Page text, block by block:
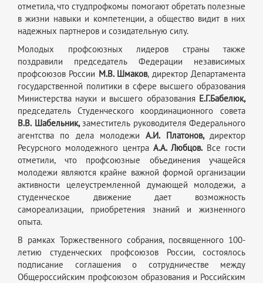
отметила, что студпрофкомы помогают обретать полезные
в жизни навыки и компетенции, а общество видит в них
надежных партнеров и созидательную силу.
Молодых профсоюзных лидеров страны также
поздравили председатель Федерации независимых
профсоюзов России М.В. Шмаков, директор Департамента
государственной политики в сфере высшего образования
Министерства науки и высшего образования Е.Г.Бабелюк,
председатель Студенческого координационного совета
В.В. Шабельник,заместитель руководителя Федерального
агентства по дела молодежи А.И. Платонов, директор
Ресурсного молодежного центраА.А. Любцов. Все гости
отметили, что профсоюзные объединения учащейся
молодежи являются крайне важной формой организации
активности целеустремленной думающей молодежи, а
студенческое движение дает возможность
самореализации, приобретения знаний и жизненного
опыта.
В рамках Торжественного собрания, посвященного 100-
летию студенческих профсоюзов России, состоялось
подписание соглашения о сотрудничестве между
Общероссийским профсоюзом образования и Российским